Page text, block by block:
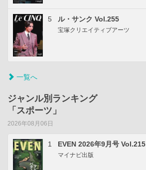
5 ル・サンク Vol.255
宝塚クリエイティブアーツ
一覧へ
ジャンル別ランキング
「スポーツ」
2026年08月06日
1 EVEN 2026年9月号 Vol.215
マイナビ出版